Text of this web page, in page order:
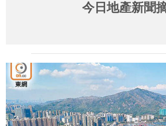
今日地產新聞